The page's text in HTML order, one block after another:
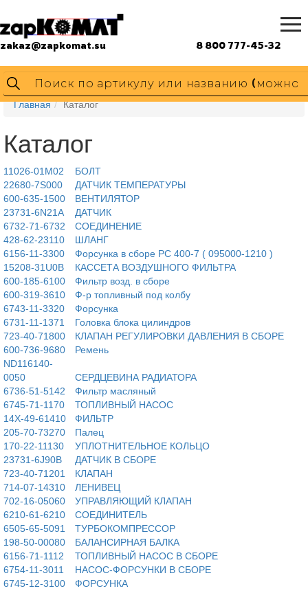
zakaz@zapkomat.su 8 800 777-45-32
Главная Каталог
Каталог
11026-01M02
БОЛТ
22680-7S000
ДАТЧИК ТЕМПЕРАТУРЫ
600-635-1500
ВЕНТИЛЯТОР
23731-6N21A
ДАТЧИК
6732-71-6732
СОЕДИНЕНИЕ
428-62-23110
ШЛАНГ
6156-11-3300
Форсунка в сборе PC 400-7 ( 095000-1210 )
15208-31U0B
КАССЕТА ВОЗДУШНОГО ФИЛЬТРА
600-185-6100
Фильтр возд. в сборе
600-319-3610
Ф-р топливный под колбу
6743-11-3320
Форсунка
6731-11-1371
Головка блока цилиндров
723-40-71800
КЛАПАН РЕГУЛИРОВКИ ДАВЛЕНИЯ В СБОРЕ
600-736-9680
Ремень
ND116140-
0050
СЕРДЦЕВИНА РАДИАТОРА
6736-51-5142
Фильтр масляный
6745-71-1170
ТОПЛИВНЫЙ НАСОС
14X-49-61410
ФИЛЬТР
205-70-73270
Палец
170-22-11130
УПЛОТНИТЕЛЬНОЕ КОЛЬЦО
23731-6J90B
ДАТЧИК В СБОРЕ
723-40-71201
КЛАПАН
714-07-14310
ЛЕНИВЕЦ
702-16-05060
УПРАВЛЯЮЩИЙ КЛАПАН
6210-61-6210
СОЕДИНИТЕЛЬ
6505-65-5091
ТУРБОКОМПРЕССОР
198-50-00080
БАЛАНСИРНАЯ БАЛКА
6156-71-1112
ТОПЛИВНЫЙ НАСОС В СБОРЕ
6754-11-3011
НАСОС-ФОРСУНКИ В СБОРЕ
6745-12-3100
ФОРСУНКА